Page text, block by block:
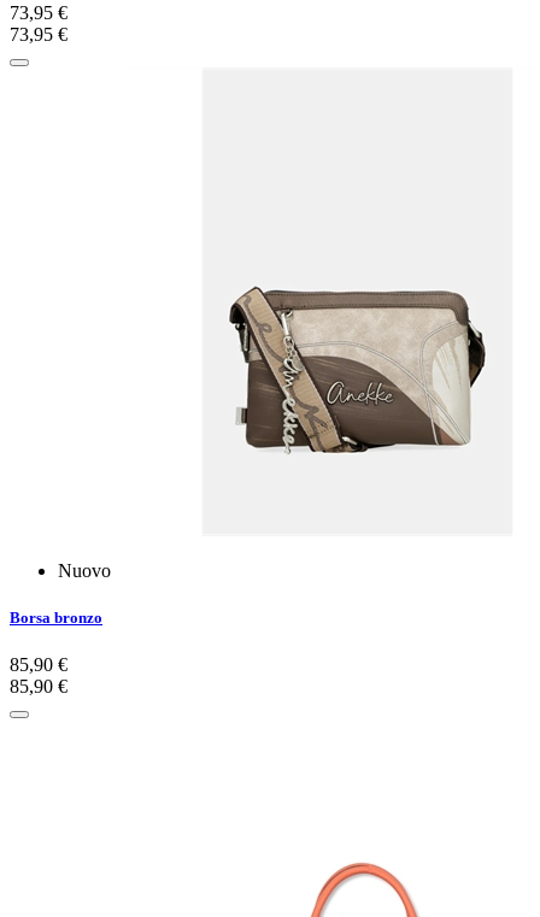
73,95 €
73,95 €
Nuovo
Borsa bronzo
85,90 €
85,90 €